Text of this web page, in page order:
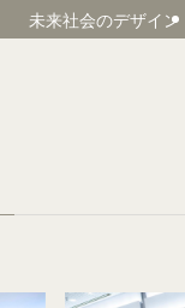
未来社会のデザイン